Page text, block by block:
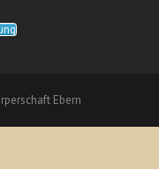
Ebern